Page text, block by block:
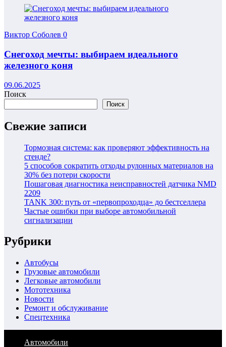
Виктор Соболев 0
Снегоход мечты: выбираем идеального
железного коня
09.06.2025
Поиск
Поиск
Свежие записи
Тормозная система: как проверяют эффективность на
стенде?
5 способов сократить отходы рулонных материалов на
30% без потери скорости
Пошаговая диагностика неисправностей датчика NMD
2209
TANK 300: путь от «первопроходца» до бестселлера
Частые ошибки при выборе автомобильной
сигнализации
Рубрики
Автобусы
Грузовые автомобили
Легковые автомобили
Мототехника
Новости
Ремонт и обслуживание
Спецтехника
Автомобили